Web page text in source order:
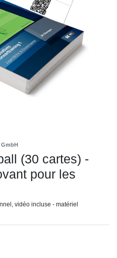
(30 cartes) -
pour les
vidéo incluse - matériel